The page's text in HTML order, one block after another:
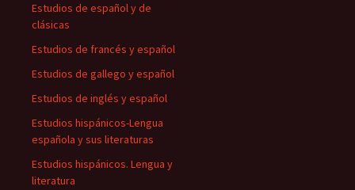
Estudios de español y de
clásicas
Estudios de francés y español
Estudios de gallego y español
Estudios de inglés y español
Estudios hispánicos-Lengua
española y sus literaturas
Estudios hispánicos. Lengua y
literatura